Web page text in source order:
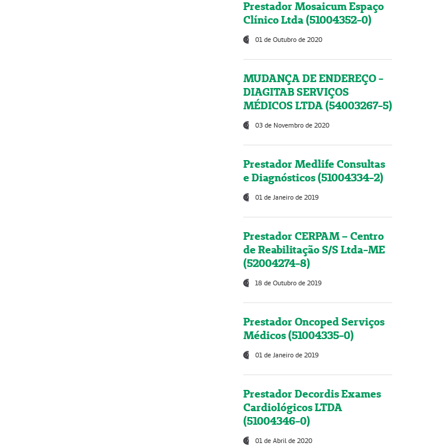
Prestador Mosaicum Espaço
Clínico Ltda (51004352-0)
01 de Outubro de 2020
MUDANÇA DE ENDEREÇO -
DIAGITAB SERVIÇOS
MÉDICOS LTDA (54003267-5)
03 de Novembro de 2020
Prestador Medlife Consultas
e Diagnósticos (51004334-2)
01 de Janeiro de 2019
Prestador CERPAM – Centro
de Reabilitação S/S Ltda-ME
(52004274-8)
18 de Outubro de 2019
Prestador Oncoped Serviços
Médicos (51004335-0)
01 de Janeiro de 2019
Prestador Decordis Exames
Cardiológicos LTDA
(51004346-0)
01 de Abril de 2020